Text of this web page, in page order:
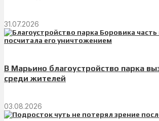
31.07.2026
В Марьино благоустройство парка
среди жителей
03.08.2026